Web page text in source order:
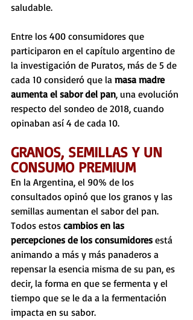
saludable.
Entre los 400 consumidores que
participaron en el capítulo argentino de
la investigación de Puratos, más de 5 de
cada 10 consideró que la masa madre
aumenta el sabor del pan, una evolución
respecto del sondeo de 2018, cuando
opinaban así 4 de cada 10.
GRANOS, SEMILLAS Y UN
CONSUMO PREMIUM
En la Argentina, el 90% de los
consultados opinó que los granos y las
semillas aumentan el sabor del pan.
Todos estos cambios en las
percepciones de los consumidores está
animando a más y más panaderos a
repensar la esencia misma de su pan, es
decir, la forma en que se fermenta y el
tiempo que se le da a la fermentación
impacta en su sabor.